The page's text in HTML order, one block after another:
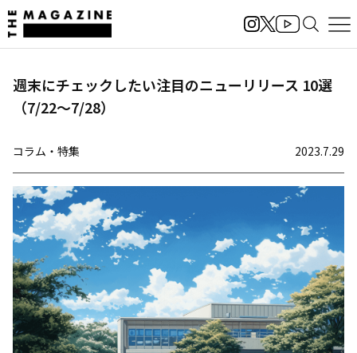
週末にチェックしたい注目のニューリリース 10選
（7/22〜7/28）
コラム・特集 2023.7.29